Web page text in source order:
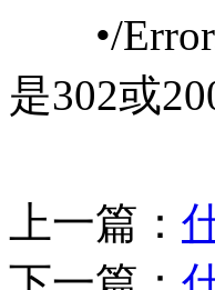
•/
是302或
上一篇：